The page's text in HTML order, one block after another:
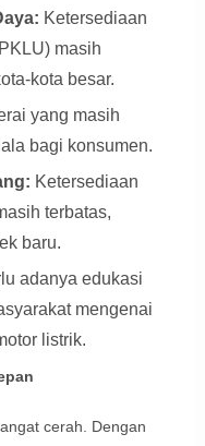
Ketersediaan
masih
kota besar.
yang masih
bagi konsumen.
Ketersediaan
terbatas,
baru.
adanya edukasi
mengenai
listrik.
cerah. Dengan